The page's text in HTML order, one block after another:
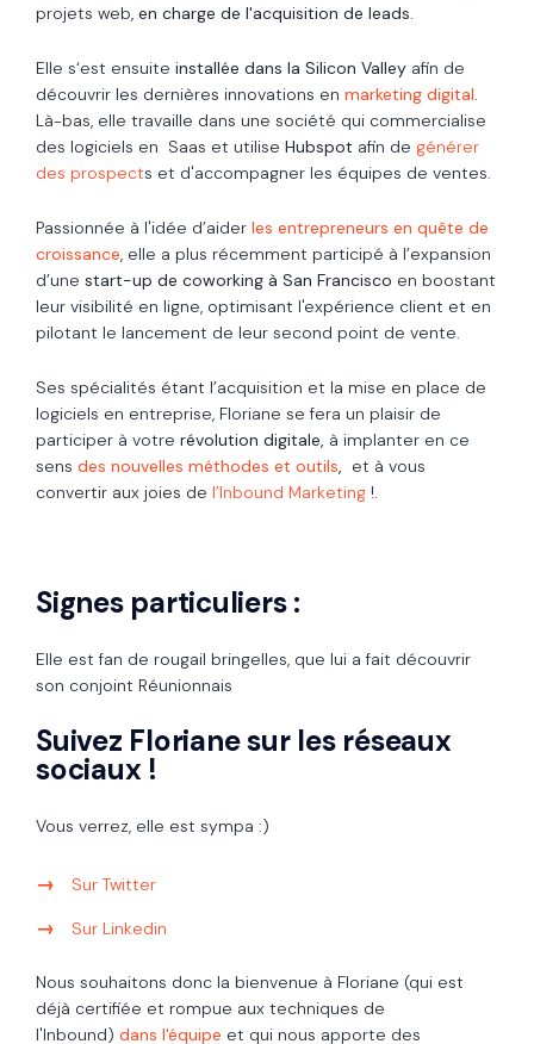
projets web, en charge de l'acquisition de leads.
Elle s‘est ensuite installée dans la Silicon Valley afin de
découvrir les dernières innovations en marketing digital.
Là-bas, elle travaille dans une société qui commercialise
des logiciels en Saas et utilise Hubspot afin de générer
des prospects et d'accompagner les équipes de ventes.
Passionnée à l'idée d’aider les entrepreneurs en quête de
croissance, elle a plus récemment participé à l’expansion
d’une start-up de coworking à San Francisco en boostant
leur visibilité en ligne, optimisant l'expérience client et en
pilotant le lancement de leur second point de vente.
Ses spécialités étant l’acquisition et la mise en place de
logiciels en entreprise, Floriane se fera un plaisir de
participer à votre révolution digitale, à implanter en ce
sens des nouvelles méthodes et outils, et à vous
convertir aux joies de l’Inbound Marketing !.
Signes particuliers :
Elle est fan de rougail bringelles, que lui a fait découvrir
son conjoint Réunionnais
Suivez Floriane sur les réseaux
sociaux !
Vous verrez, elle est sympa :)
Sur Twitter
Sur Linkedin
Nous souhaitons donc la bienvenue à Floriane (qui est
déjà certifiée et rompue aux techniques de
l'Inbound) dans l'équipe et qui nous apporte des